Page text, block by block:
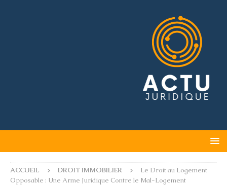
ACCUEIL DROIT IMMOBILIER
Le Droit au Logement
Opposable : Une Arme Juridique Contre le Mal-Logement